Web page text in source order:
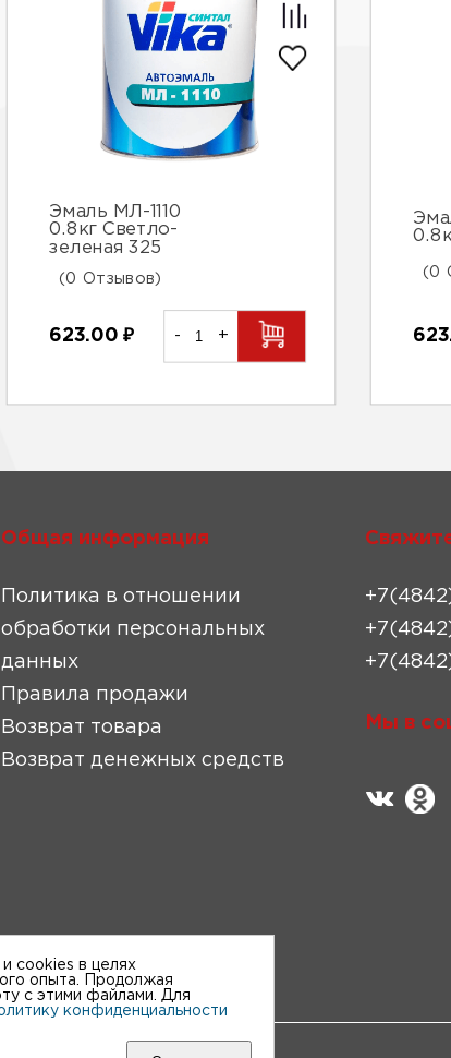
Эмаль МЛ-1110
0.8кг Светло-
зеленая 325
(0 Отзывов)
623.00₽ - +
(0
Общая информация
Политика в отношении
обработки персональных
данных
Правила продажи
Возврат товара
Возврат денежных средств
Мы в
cookies в целях
опыта. Продолжая
с этими файлами. Для
конфиденциальности